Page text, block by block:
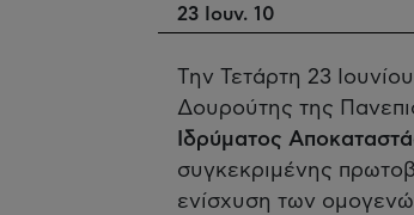
23 Ιουν. 10
Την Τετάρτη 23
Δουρούτης της
Ιδρύματος
συγκεκριμένης
ενίσχυση των